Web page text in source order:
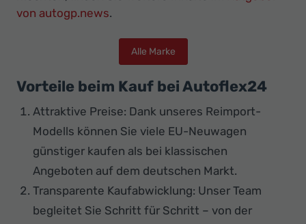
von autogp.news.
Alle Marke
Vorteile beim Kauf bei Autoflex24
Attraktive Preise: Dank unseres Reimport-
Modells können Sie viele EU-Neuwagen
günstiger kaufen als bei klassischen
Angeboten auf dem deutschen Markt.
Transparente Kaufabwicklung: Unser Team
begleitet Sie Schritt für Schritt – von der